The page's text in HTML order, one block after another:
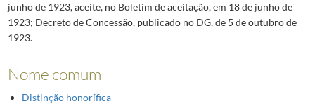
junho de 1923, aceite, no Boletim de aceitação, em 18 de junho de
1923; Decreto de Concessão, publicado no DG, de 5 de outubro de
1923.
Nome comum
Distinção honorífica